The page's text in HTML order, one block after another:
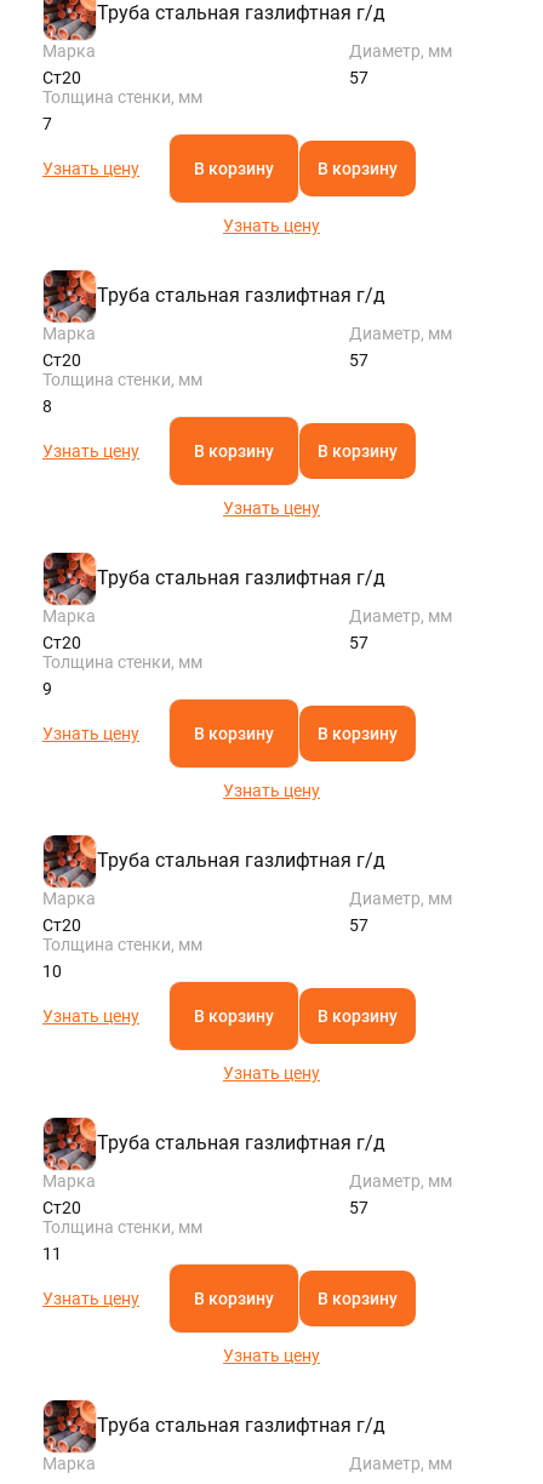
Труба стальная газлифтная г/д
Марка
Ст20
Диаметр, мм
57
Толщина стенки, мм
7
Узнать цену В корзину В корзину
Узнать цену
Труба стальная газлифтная г/д
Марка
Ст20
Диаметр, мм
57
Толщина стенки, мм
8
Узнать цену В корзину В корзину
Узнать цену
Труба стальная газлифтная г/д
Марка
Ст20
Диаметр, мм
57
Толщина стенки, мм
9
Узнать цену В корзину В корзину
Узнать цену
Труба стальная газлифтная г/д
Марка
Ст20
Диаметр, мм
57
Толщина стенки, мм
10
Узнать цену В корзину В корзину
Узнать цену
Труба стальная газлифтная г/д
Марка
Ст20
Диаметр, мм
57
Толщина стенки, мм
11
Узнать цену В корзину В корзину
Узнать цену
Труба стальная газлифтная г/д
Марка
Диаметр, мм